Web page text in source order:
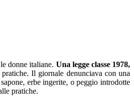
donne italiane. Una legge classe 1978,
Il giornale denunciava con una
erbe ingerite, o peggio introdotte
pratiche.